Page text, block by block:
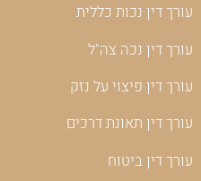
עורך דין נכות כללית
עורך דין נכה צה"ל
עורך דין פיצוי על נזק
עורך דין תאונת דרכים
עורך דין ביטוח